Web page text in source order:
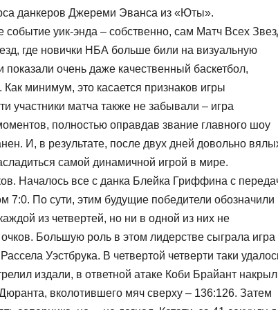
данкеров Джереми Эванса из «Юты».
уик-энда – собственно, сам Матч Всех
где новички НБА больше били на визуальную
очень даже качественный баскетбол,
минимум, это касается признаков игры
участники матча также не забывали – игра
полностью оправдав звание главного шоу
И, в результате, после двух дней довольно
самой динамичной игрой в мире.
Началось все с данка Блейка Гриффина с
7:0. По сути, этим будущие победители обозначили
из четвертей, но ни в одной из них не
Большую роль в этом лидерстве сыграла игра
Уэстбрука. В четвертой четверти таки
издали, в ответной атаке Коби Брайант накрыл
вколотившего мяч сверху – 136:126. Затем